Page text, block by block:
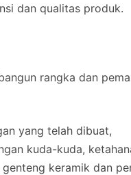
dan qualitas produk.
rangka dan
yang telah dibuat,
kuda-kuda,
keramik dan